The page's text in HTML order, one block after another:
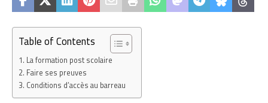
Table of Contents
La formation post scolaire
Faire ses preuves
Conditions d’accès au barreau